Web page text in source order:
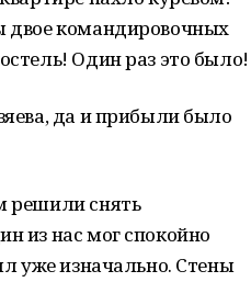
двое командировочных
Один раз это было!
да и прибыли было
решили снять
из нас мог спокойно
уже изначально. Стены